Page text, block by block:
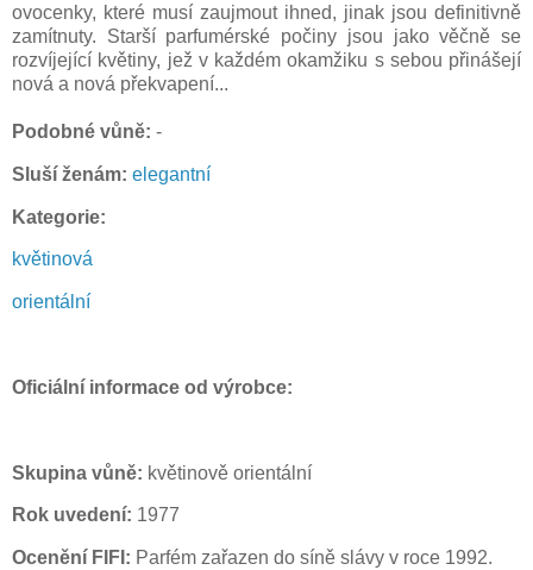
ovocenky, které musí zaujmout ihned, jinak jsou definitivně
zamítnuty. Starší parfumérské počiny jsou jako věčně se
rozvíjející květiny, jež v každém okamžiku s sebou přinášejí
nová a nová překvapení...
Podobné vůně: -
Sluší ženám: elegantní
Kategorie:
květinová
orientální
Oficiální informace od výrobce:
Skupina vůně: květinově orientální
Rok uvedení: 1977
Ocenění FIFI: Parfém zařazen do síně slávy v roce 1992.